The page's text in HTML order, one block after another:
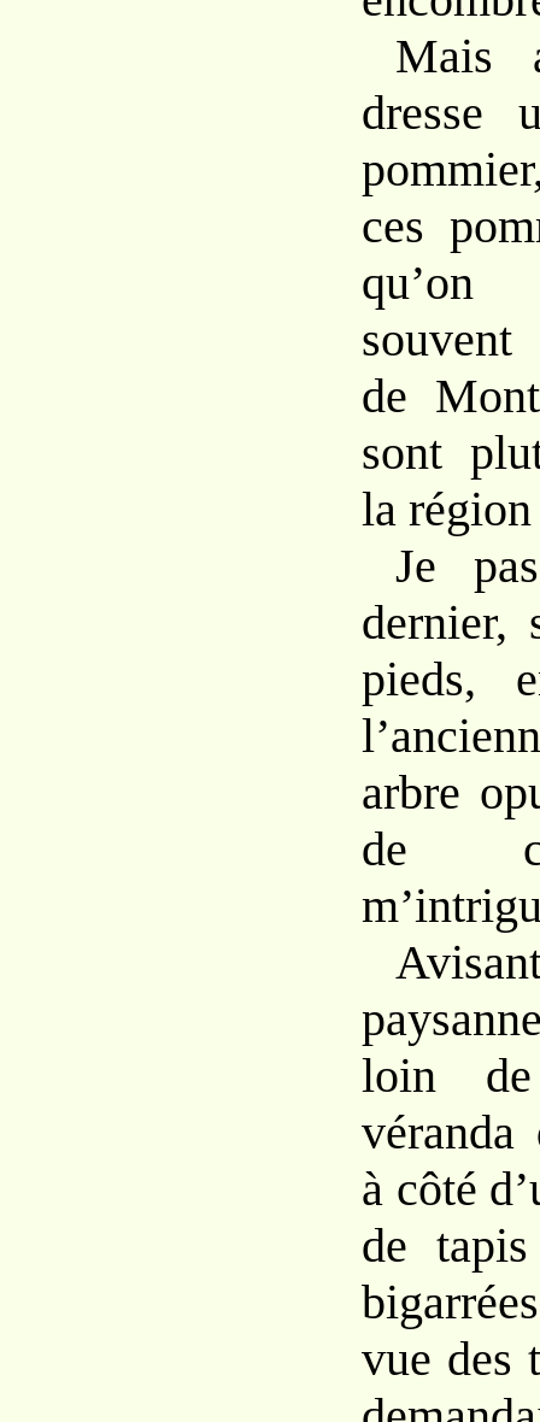
Mais
dresse
ces
de
sont
la
Je
dernier,
pieds,
arbre
de
loin
véranda
à côté
de
vue des